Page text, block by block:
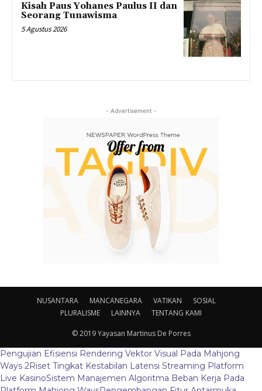
Kisah Paus Yohanes Paulus II dan
Seorang Tunawisma
5 Agustus 2026
- Advertisement -
NUSANTARA MANCANEGARA VATIKAN
SOSIAL
PLURALISME
LAINNYA TENTANG KAMI
© 2019 Yayasan Martinus De Porres
Pengujian Efisiensi Rendering Vektor Visual Pada Mahjong
Ways 2Riset Tingkat Kestabilan Latensi Streaming Platform
Live KasinoSistem Manajemen Algoritma Beban Kerja Pada